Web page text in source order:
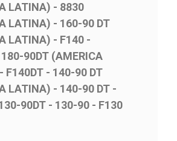
LATINA) - 8830
LATINA) - 160-90 DT
LATINA) - F140 -
90DT (AMERICA
F140DT - 140-90 DT
LATINA) - 140-90 DT -
90DT - 130-90 - F130